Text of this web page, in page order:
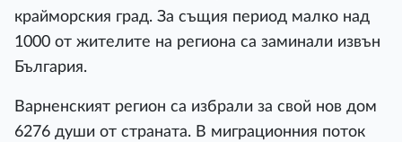
крайморския град. За същия период малко над
1000 от жителите на региона са заминали извън
България.
Варненският регион са избрали за свой нов дом
6276 души от страната. В миграционния поток